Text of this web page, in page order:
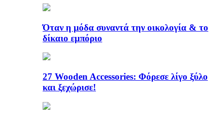
Όταν η μόδα συναντά την οικολογία & το
δίκαιο εμπόριο
27 Wooden Accessories: Φόρεσε λίγο ξύλο
και ξεχώρισε!